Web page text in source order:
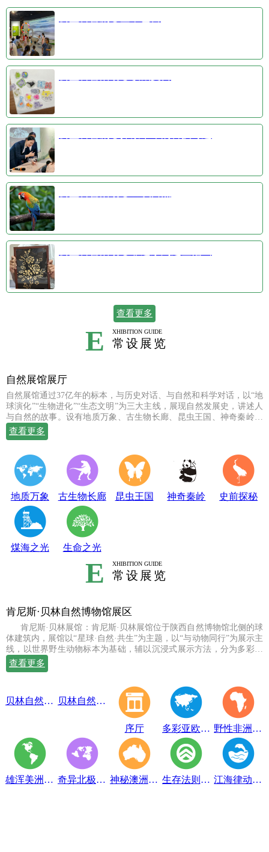
查看更多
E XHIBITION GUIDE
常设展览
自然展馆展厅
自然展馆通过37亿年的标本，与历史对话、与自然和科学对话，以“地
球演化”“生物进化”“生态文明”为三大主线，展现自然发展史，讲述人
与自然的故事。设有地质万象、古生物长廊、昆虫王国、神奇秦岭、
史前探秘、煤海之光和生命之光七个常设展厅，陈列有岩石鼻祖紫苏
斜长麻粒岩等矿物标本；有鱼龙、翼龙、马门溪龙、似银杏、新芦木
等珍稀动植物标本，呈现出一幅绚丽多姿的地球生命物种演化图。
查看更多
地质万象 古生物长廊 昆虫王国 神奇秦岭 史前探秘
煤海之光 生命之光
E XHIBITION GUIDE
常设展览
肯尼斯·贝林自然博物馆展区
体建筑内，展馆以“星球·自然·共生”为主题，以“与动物同行”为展示主
线，以世界野生动物标本为基础，辅以沉浸式展示方法，分为多彩亚
欧、野性非洲、雄浑美洲、奇异北极、神秘澳洲、生存法则、江海律
动、穹幕影院、勇敢者通道、互动体验等10个展示体验区，共展出七
查看更多
贝林自然博物馆趣味互动展区 贝林自然博物馆山海经奇展区
序厅 多彩亚欧展区 野性非洲展区
雄浑美洲展区 奇异北极展区 神秘澳洲展区 生存法则展区 江海律动展区